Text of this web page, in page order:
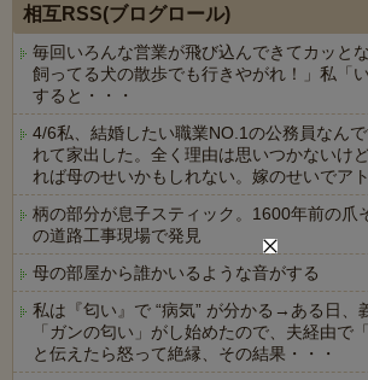
相互RSS(ブログロール)
毎回いろんな営業が飛び込んできてカッと
飼ってる犬の散歩でも行きやがれ！」私「
すると・・・
4/6私、結婚したい職業NO.1の公務員なん
れて家出した。全く理由は思いつかないけ
れば母のせいかもしれない。嫁のせいでア
柄の部分が息子スティック。1600年前の爪
の道路工事現場で発見
母の部屋から誰かいるような音がする
私は『匂い』で “病気” が分かる→ある日、
「ガンの匂い」がし始めたので、夫経由で
と伝えたら怒って絶縁、その結果・・・